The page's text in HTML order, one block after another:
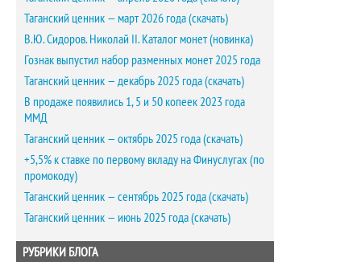
Таганский ценник — март 2026 года (скачать)
В.Ю. Сидоров. Николай II. Каталог монет (новинка)
Гознак выпустил набор разменных монет 2025 года
Таганский ценник — декабрь 2025 года (скачать)
В продаже появились 1, 5 и 50 копеек 2023 года
ММД
Таганский ценник — октябрь 2025 года (скачать)
+5,5% к ставке по первому вкладу на Финуслугах (по
промокоду)
Таганский ценник — сентябрь 2025 года (скачать)
Таганский ценник — июнь 2025 года (скачать)
РУБРИКИ БЛОГА